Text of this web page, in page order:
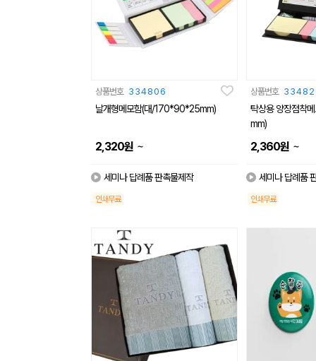
상품번호 334806
날개형메모함(대/170*90*25mm)
2,320원 ~
세미나 답례품 판촉물제작
인쇄무료
상품번호
탁상용 양장점착
mm)
2,360원 ~
세미나 답례품
인쇄무료